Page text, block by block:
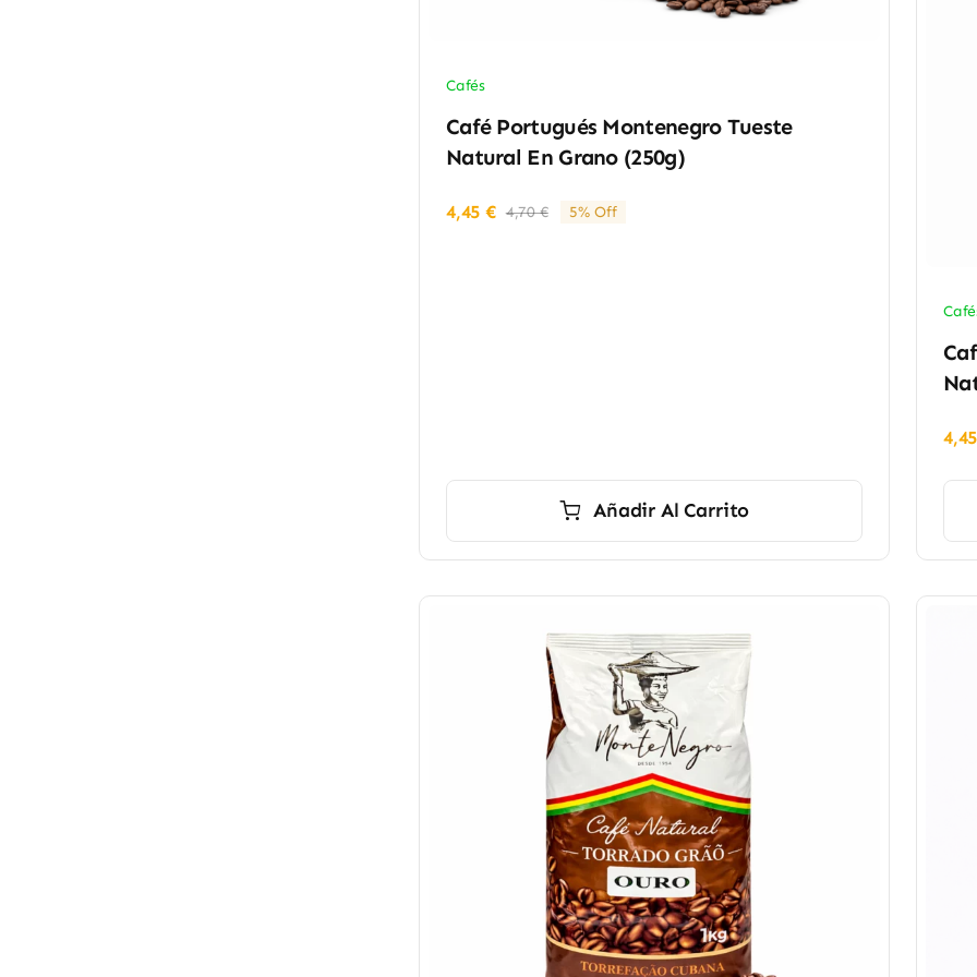
Cafés
Café Portugués Montenegro Tueste
Natural En Grano (250g)
4,70€El
4,45€
El
5% Off
Añadir Al Carrito